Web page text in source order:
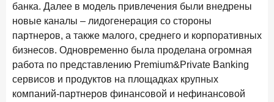
2 февраля 2026 года ИССЛЕДОВАНИЕ
Premium Banking в 2025 году: портрет клиента, тренды
и стратегии банков
30 января 2026 года ИССЛЕДОВАНИЕ
Главные «болевые точки» бизнеса при открытии
расчетного счета в банках
банка. Далее в модель привлечения были внедрены
новые каналы – лидогенерация со стороны
партнеров, а также малого, среднего и корпоративных
бизнесов. Одновременно была проделана огромная
работа по представлению Premium&Private Banking
сервисов и продуктов на площадках крупных
компаний-партнеров финансовой и нефинансовой